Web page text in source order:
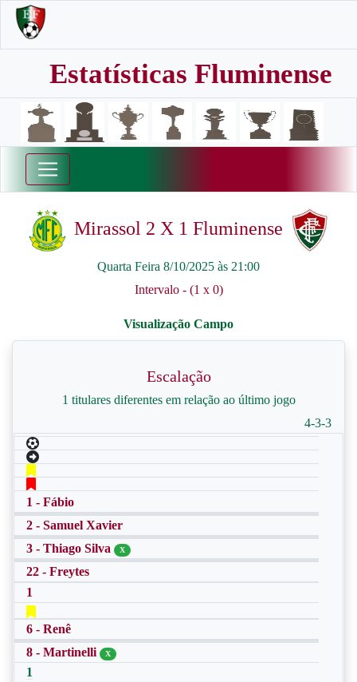
Estatísticas Fluminense
Mirassol 2 X 1 Fluminense
Quarta Feira 8/10/2025 às 21:00
Intervalo - (1 x 0)
Escalação
1 titulares diferentes em relação ao último jogo
4-3-3
1 - Fábio
2 - Samuel Xavier
3 - Thiago Silva
X
22 - Freytes
1
6 - Renê
8 - Martinelli
X
1